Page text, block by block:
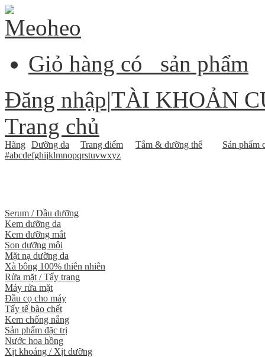
Giỏ hàng có
sản phẩm
Đăng nhập|TÀI KHOẢN
Trang chủ
Hãng Dưỡng da Trang điểm Tắm & dưỡng thể
Sản phẩm
#abcdefghijklmnopqrstuvwxyz
Serum / Dầu dưỡng
Kem dưỡng da
Kem dưỡng mắt
Son dưỡng môi
Mặt nạ dưỡng da
Xà bông 100% thiên nhiên
Rửa mặt / Tẩy trang
Máy rửa mặt
Đầu cọ cho máy
Tẩy tế bào chết
Kem chống nắng
Sản phẩm đặc trị
Nước hoa hồng
Xịt khoáng / Xịt dưỡng